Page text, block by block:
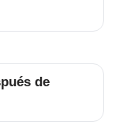
de